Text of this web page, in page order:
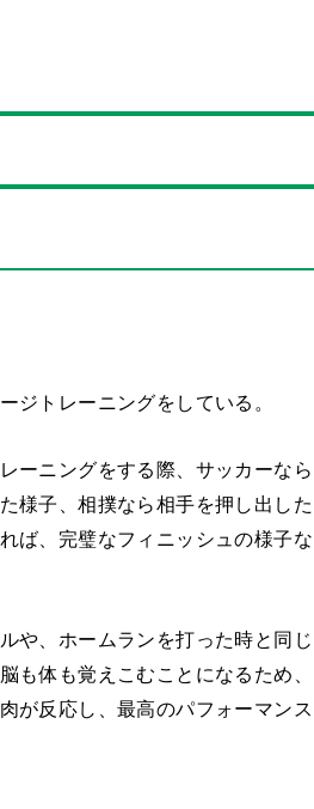
ジトレーニングをしている。
ーニングをする際、サッカーなら
様子、相撲なら相手を押し出した
ば、完璧なフィニッシュの様子な
や、ホームランを打った時と同じ
も体も覚えこむことになるため、
が反応し、最高のパフォーマンス